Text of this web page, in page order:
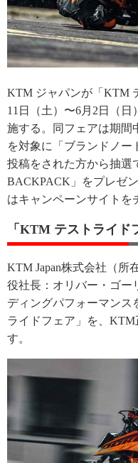
KTM ジャパンが「KTM
11日（土）〜6月2日（
施する。同フェアは期間
を対象に「ブランドノー
投稿をされた方から抽選
BACKPACK」をプレゼ
はキャンペーンサイトを
「KTM テストライド
KTM Japan株式会社（所
役社長：オリバー・ゴー
ディングパフォーマンス
ライドフェア」を、
す。